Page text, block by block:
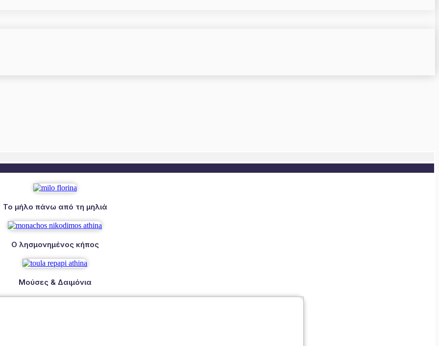
Το μήλο πάνω από τη μηλιά
Ο λησμονημένος κήπος
Μούσες & Δαιμόνια